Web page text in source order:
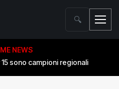
🔍
NEWS
sono campioni regionali